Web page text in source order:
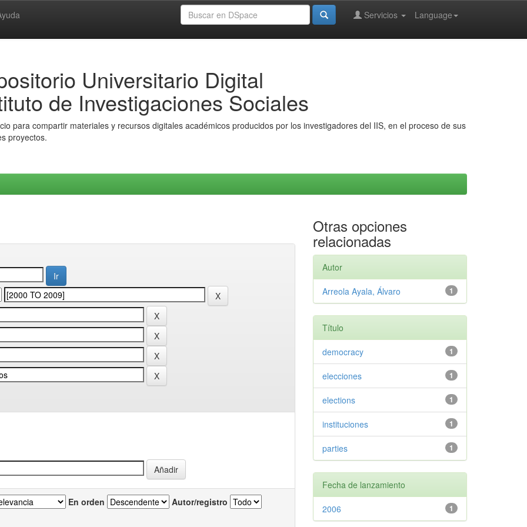
Language
Servicios
Universitario Digital
de Investigaciones Sociales
para compartir materiales y recursos digitales académicos producidos por los investigadores del IIS, en el proceso de sus
proyectos.
En orden Autor/registro
Otras opciones
relacionadas
Autor
1
Arreola Ayala, Álvaro
Título
1
democracy
1
elecciones
1
elections
1
instituciones
1
parties
Fecha de lanzamiento
1
2006